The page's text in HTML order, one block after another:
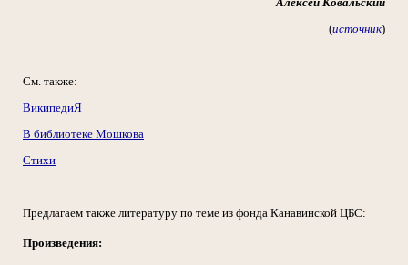
(источник)
См. также:
ВикипедиЯ
В библиотеке Мошкова
Стихи
Предлагаем также литературу по теме из фонда Канавинской ЦБС:
Произведения: